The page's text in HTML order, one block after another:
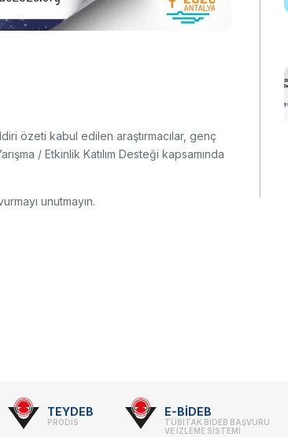
özeti kabul edilen araştırmacılar, genç
/ Etkinlik Katılım Desteği kapsamında
unutmayın.
TEYDEB
PRODİS
E-BİDEB
TÜBİTAK BİDEB BAŞVURU
VE İZLEME SİSTEMİ